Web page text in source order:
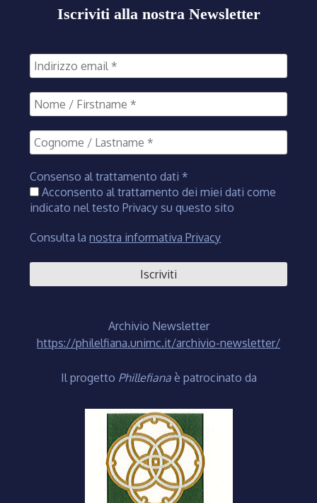
Iscriviti alla nostra Newsletter
Consenso al trattamento dati *
Acconsento al trattamento dei miei dati come
indicato nel testo Privacy su questo sito
Consulta lanostra informativa Privacy
Archivio Newsletter
https://philelfiana.unimc.it/archivio-newsletter/
Il progetto Phillefiana è patrocinato da